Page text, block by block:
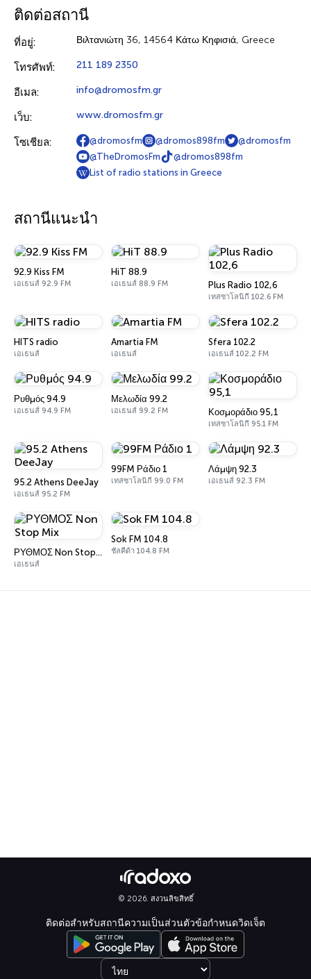
ติดต่อสถานี
ที่อยู่: Βιλτανιώτη 36, 14564 Κάτω Κηφισιά, Greece
โทรศัพท์: 211 189 2350
อีเมล: info@dromosfm.gr
เว็บ: www.dromosfm.gr
โซเชียล: @dromosfm @dromos898fm
@dromosfm
@TheDromosFm
@dromos898fm
List of radio stations in Greece
สถานีแนะนำ
92.9 Kiss FM
เอเธนส์ 92.9 FM
HiT 88.9
เอเธนส์ 88.9 FM Plus Radio 102,6
เทสซาโลนิกี 102.6 FM
HITS radio
เอเธนส์
Amartia FM
เอเธนส์
Sfera 102.2
เอเธนส์ 102.2 FM
Ρυθμός 94.9
เอเธนส์ 94.9 FM
Μελωδία 99.2
เอเธนส์ 99.2 FM Κοσμοράδιο 95,1
เทสซาโลนิกี 95.1 FM
95.2 Athens DeeJay
เอเธนส์ 95.2 FM
99FM Ράδιο 1
เทสซาโลนิกี 99.0 FM
Λάμψη 92.3
เอเธนส์ 92.3 FM
ΡΥΘΜΟΣ Non Stop Mix
เอเธนส์
Sok FM 104.8
ชัลคีด้า 104.8 FM
© 2026. สงวนลิขสิทธิ์
ติดต่อสำหรับสถานีความเป็นส่วนตัวข้อกำหนดวิดเจ็ต
Select language